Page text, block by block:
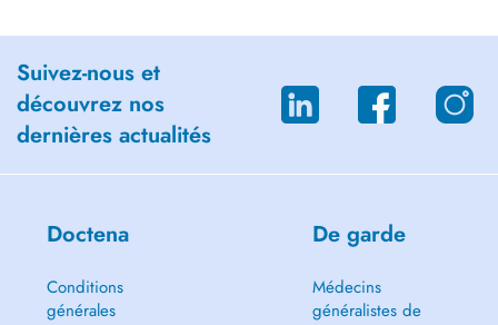
Suivez-nous et
découvrez nos
dernières actualités
Doctena
Conditions
générales
De garde
Médecins
généralistes de